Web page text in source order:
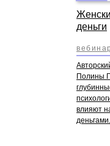
деньги
Полины
влияют
деньгами.
вебинар